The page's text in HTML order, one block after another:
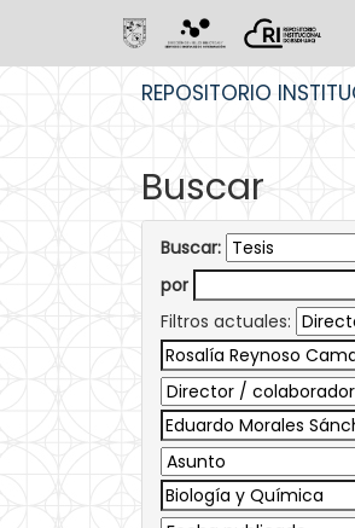
REPOSITORIO
Buscar
Buscar:
por
Filtros actuales: